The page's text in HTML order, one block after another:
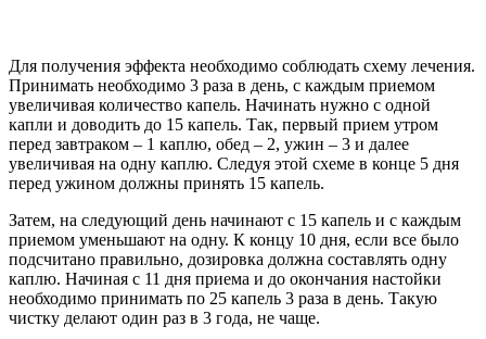
Для получения эффекта необходимо соблюдать схему лечения.
Принимать необходимо 3 раза в день, с каждым приемом
увеличивая количество капель. Начинать нужно с одной
капли и доводить до 15 капель. Так, первый прием утром
перед завтраком – 1 каплю, обед – 2, ужин – 3 и далее
увеличивая на одну каплю. Следуя этой схеме в конце 5 дня
перед ужином должны принять 15 капель.
Затем, на следующий день начинают с 15 капель и с каждым
приемом уменьшают на одну. К концу 10 дня, если все было
подсчитано правильно, дозировка должна составлять одну
каплю. Начиная с 11 дня приема и до окончания настойки
необходимо принимать по 25 капель 3 раза в день. Такую
чистку делают один раз в 3 года, не чаще.